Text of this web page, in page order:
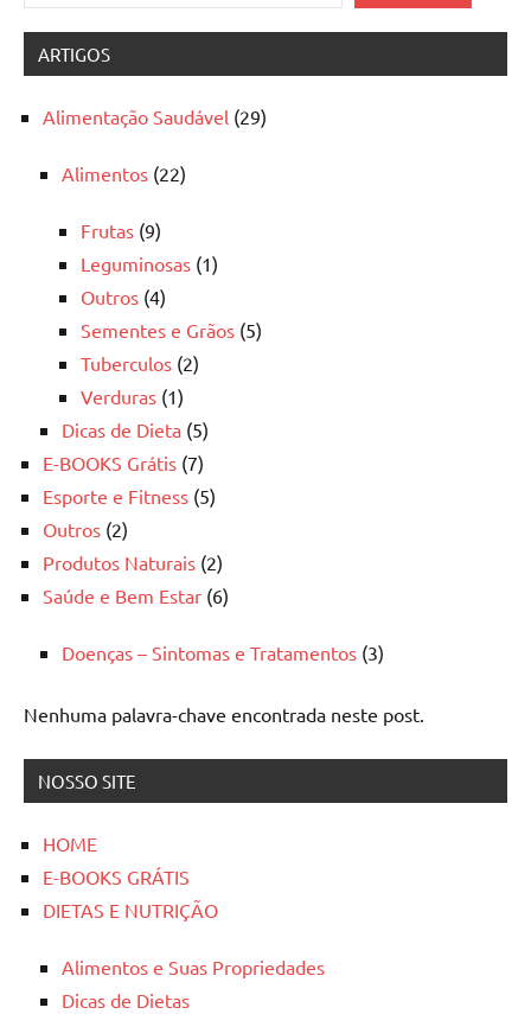
ARTIGOS
Alimentação Saudável (29)
Alimentos (22)
Frutas (9)
Leguminosas (1)
Outros (4)
Sementes e Grãos (5)
Tuberculos (2)
Verduras (1)
Dicas de Dieta (5)
E-BOOKS Grátis (7)
Esporte e Fitness (5)
Outros (2)
Produtos Naturais (2)
Saúde e Bem Estar (6)
Doenças – Sintomas e Tratamentos (3)
Nenhuma palavra-chave encontrada neste post.
NOSSO SITE
HOME
E-BOOKS GRÁTIS
DIETAS E NUTRIÇÃO
Alimentos e Suas Propriedades
Dicas de Dietas